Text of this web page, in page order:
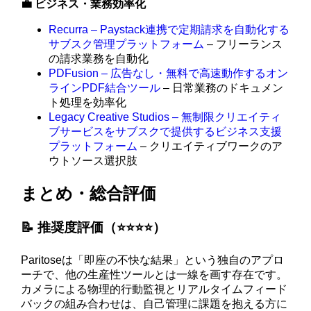
💼 ビジネス・業務効率化
Recurra – Paystack連携で定期請求を自動化する
サブスク管理プラットフォーム – フリーランス
の請求業務を自動化
PDFusion – 広告なし・無料で高速動作するオン
ラインPDF結合ツール – 日常業務のドキュメン
ト処理を効率化
Legacy Creative Studios – 無制限クリエイティ
ブサービスをサブスクで提供するビジネス支援
プラットフォーム – クリエイティブワークのア
ウトソース選択肢
まとめ・総合評価
📝 推奨度評価（⭐️⭐️⭐️⭐️）
Paritoseは「即座の不快な結果」という独自のアプロ
ーチで、他の生産性ツールとは一線を画す存在です。
カメラによる物理的行動監視とリアルタイムフィード
バックの組み合わせは、自己管理に課題を抱える方に